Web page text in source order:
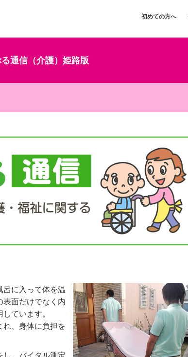
初めての方へ
通信（介護）姫路版
に入って体を温
面だけでなく内
ています。
れ、身体に負担を
、バイタル測定